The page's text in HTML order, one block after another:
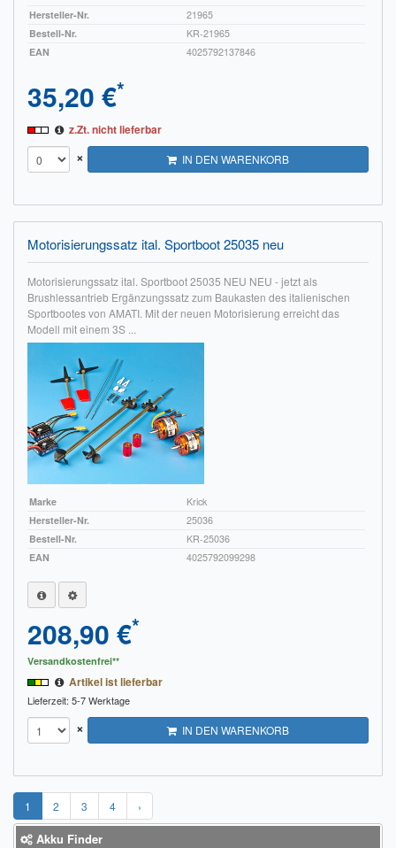
Hersteller-Nr.
21965
Bestell-Nr.
KR-21965
EAN
4025792137846
35,20 €*
z.Zt. nicht lieferbar
× IN DEN WARENKORB
Motorisierungssatz ital. Sportboot 25035 neu
Motorisierungssatz ital. Sportboot 25035 NEU NEU - jetzt als
Brushlessantrieb Ergänzungssatz zum Baukasten des italienischen
Sportbootes von AMATI. Mit der neuen Motorisierung erreicht das
Modell mit einem 3S ...
Marke
Krick
Hersteller-Nr.
25036
Bestell-Nr.
KR-25036
EAN
4025792099298
208,90 €*
Versandkostenfrei**
Artikel ist lieferbar
Lieferzeit: 5-7 Werktage
× IN DEN WARENKORB
1 2 3 4 ›
Akku Finder